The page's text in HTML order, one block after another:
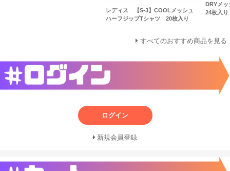
レディス 【S-3】COOLメッシュ
ハーフジップTシャツ 20枚入り
DRYメ
24枚入り
すべてのおすすめ商品を見る
ログイン
新規会員登録